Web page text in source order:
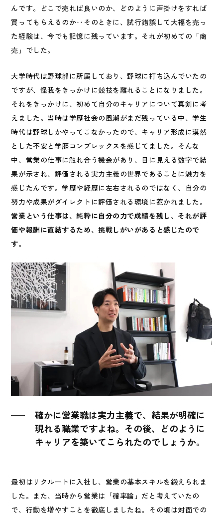
んです。どこで売れば良いのか、どのように声掛けをすれば
買ってもらえるのか‥そのときに、試行錯誤して大福を売っ
た経験は、今でも記憶に残っています。それが初めての「商
売」でした。
大学時代は野球部に所属しており、野球に打ち込んでいたの
ですが、怪我をきっかけに競技を離れることになりました。
それをきっかけに、初めて自分のキャリアについて真剣に考
えました。当時は学歴社会の風潮がまだ残っている中、学生
時代は野球しかやってこなかったので、キャリア形成に漠然
とした不安と学歴コンプレックスを感じてました。そんな
中、営業の仕事に触れ合う機会があり、目に見える数字で結
果が示され、評価される実力主義の世界であることに魅力を
感じたんです。学歴や経歴に左右されるのではなく、自分の
努力や成果がダイレクトに評価される環境に惹かれました。
営業という仕事は、純粋に自分の力で成績を残し、それが評
価や報酬に直結するため、挑戦しがいがあると感じたので
す。
確かに営業職は実力主義で、結果が明確に
現れる職業ですよね。その後、どのように
キャリアを築いてこられたのでしょうか。
最初はリクルートに入社し、営業の基本スキルを鍛えられま
した。また、当時から営業は「確率論」だと考えていたの
で、行動を増やすことを徹底しましたね。その頃は対面での